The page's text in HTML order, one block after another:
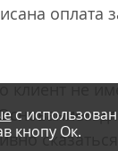
не
с
кнопу Ок.